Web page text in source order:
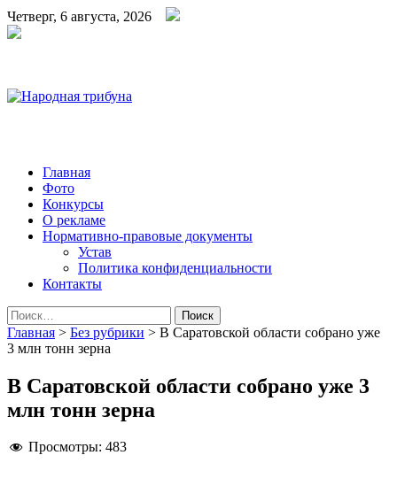
Четверг, 6 августа, 2026
Народная трибуна
Калининская районная газета
Главная
Фото
Конкурсы
О рекламе
Нормативно-правовые документы
Устав
Политика конфиденциальности
Контакты
Найти:
Главная > Без рубрики > В Саратовской области собрано уже
3 млн тонн зерна
В Саратовской области собрано уже 3
млн тонн зерна
Просмотры: 483